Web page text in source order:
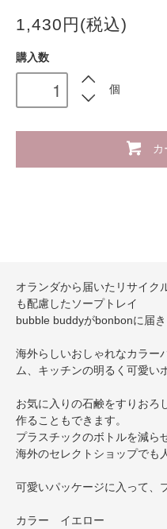
1,430円(税込)
購入数
個
オランダから届いたリサイク
も配慮したソープトレイ
bubble buddyがbonbonに届き
海外らしいおしゃれなカラー
ム、キッチンの明るく可愛い
お気に入りの石鹸をすりおろ
作ることもできます。
プラスチックのボトルを減ら
海外のセレクトショップでも
可愛いパッケージに入って、
カラー イエロー